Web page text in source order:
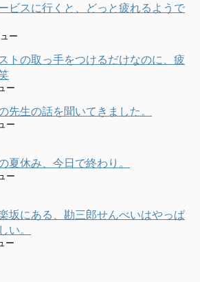
ビスに行くと、どっと疲れるようで
ー
トの取っ手をつけるだけなのに、疲
ー
先生の話を聞いてきました。
ー
夏休み、今日で終わり。
ー
坂にある、勘三郎せんべいはやっぱ
い。
ー